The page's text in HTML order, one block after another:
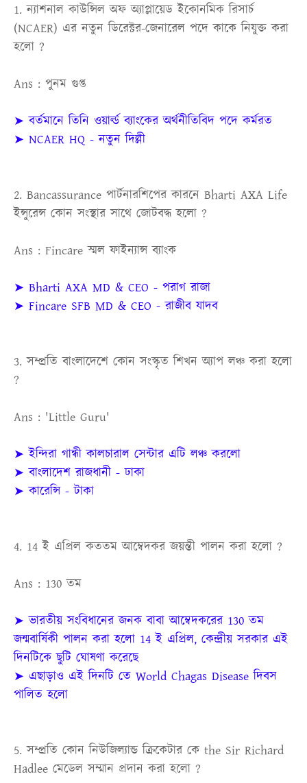
1. ন্যাশনাল কাউন্সিল অফ অ্যাপ্লায়েড ইকোনমিক রিসার্চ
(NCAER) এর নতুন ডিরেক্টর-জেনারেল পদে কাকে নিযুক্ত করা
হলো ?
Ans : পুনম গুপ্ত
➤ বর্তমানে তিনি ওয়ার্ল্ড ব্যাংকের অর্থনীতিবিদ পদে কর্মরত
➤ NCAER HQ - নতুন দিল্লী
2. Bancassurance পার্টনারশিপের কারনে Bharti AXA Life
ইন্সুরেন্স কোন সংস্থার সাথে জোটবদ্ধ হলো ?
Ans : Fincare স্মল ফাইন্যান্স ব্যাংক
➤ Bharti AXA MD & CEO - পরাগ রাজা
➤ Fincare SFB MD & CEO - রাজীব যাদব
3. সম্প্রতি বাংলাদেশে কোন সংস্কৃত শিখন অ্যাপ লঞ্চ করা হলো
?
Ans : 'Little Guru'
➤ ইন্দিরা গান্ধী কালচারাল সেন্টার এটি লঞ্চ করলো
➤ বাংলাদেশ রাজধানী - ঢাকা
➤ কারেন্সি - টাকা
4. 14 ই এপ্রিল কততম আম্বেদকর জয়ন্তী পালন করা হলো ?
Ans : 130 তম
➤ ভারতীয় সংবিধানের জনক বাবা আম্বেদকরের 130 তম
জন্মবার্ষিকী পালন করা হলো 14 ই এপ্রিল, কেন্দ্রীয় সরকার এই
দিনটিকে ছুটি ঘোষণা করেছে
➤ এছাড়াও এই দিনটি তে World Chagas Disease দিবস
পালিত হলো
5. সম্প্রতি কোন নিউজিল্যান্ড ক্রিকেটার কে the Sir Richard
Hadlee মেডেল সম্মান প্রদান করা হলো ?